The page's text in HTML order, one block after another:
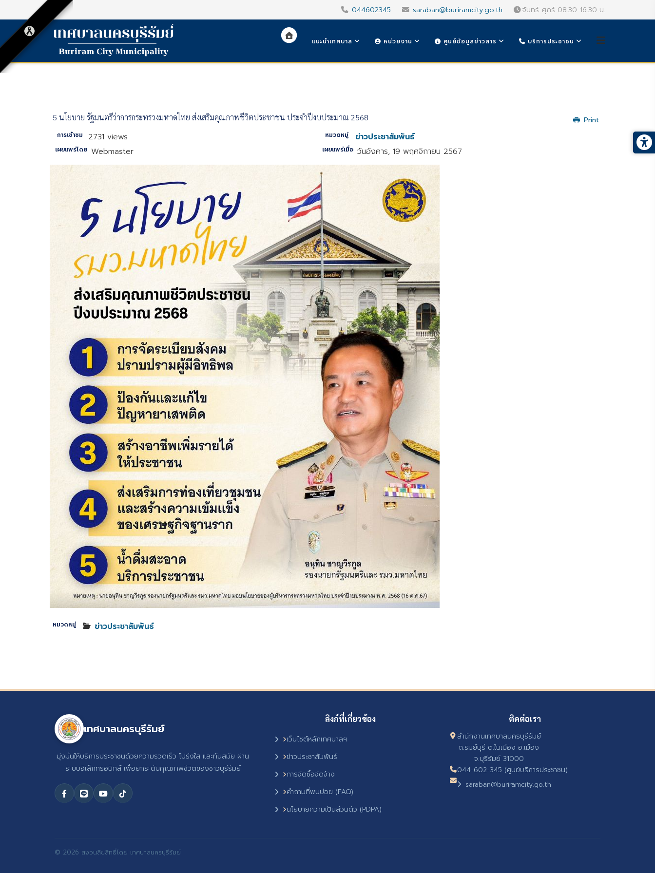
044602345 saraban@buriramcity.go.th จันทร์-ศุกร์ 08.30-16.30 น.
แนะนำเทศบาล หน่วยงาน ศูนย์ข้อมูลข่าวสาร บริการประชาชน
Print
5 นโยบาย รัฐมนตรีว่าการกระทรวงมหาดไทย ส่งเสริมคุณภาพชีวิตประชาชน ประจำปีงบประมาณ 2568
การเข้าชม 2731 views หมวดหมู่ ข่าวประชาสัมพันธ์
เผยแพร่โดย Webmaster เผยแพร่เมื่อ วันอังคาร, 19 พฤศจิกายน 2567
หมวดหมู่ ข่าวประชาสัมพันธ์
เทศบาลนครบุรีรัมย์
มุ่งมั่นให้บริการประชาชนด้วยความรวดเร็ว โปร่งใส และทันสมัย ผ่าน
ระบบอิเล็กทรอนิกส์ เพื่อยกระดับคุณภาพชีวิตของชาวบุรีรัมย์
ลิงก์ที่เกี่ยวข้อง
เว็บไซต์หลักเทศบาลฯ
ข่าวประชาสัมพันธ์
การจัดซื้อจัดจ้าง
คำถามที่พบบ่อย (FAQ)
นโยบายความเป็นส่วนตัว (PDPA)
ติดต่อเรา
สำนักงานเทศบาลนครบุรีรัมย์
ถ.รมย์บุรี ต.ในเมือง อ.เมือง
จ.บุรีรัมย์ 31000
044-602-345 (ศูนย์บริการประชาชน)
saraban@buriramcity.go.th
© 2026 สงวนลิขสิทธิ์โดย เทศบาลนครบุรีรัมย์